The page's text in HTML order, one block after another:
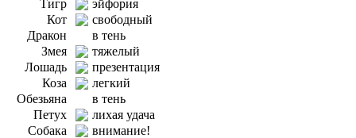
Тигр
эйфория
Кот
свободный
Дракон
в тень
Змея
тяжелый
Лошадь
презентация
Коза
легкий
Обезьяна
в тень
Петух
лихая удача
Собака
внимание!